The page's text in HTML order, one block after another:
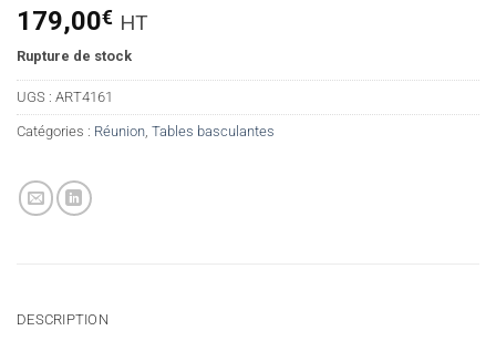
179,00€ HT
Rupture de stock
UGS : ART4161
Catégories : Réunion Tables basculantes
DESCRIPTION